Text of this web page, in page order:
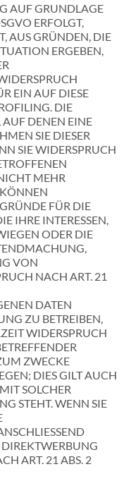
AUF GRUNDLAGE
ERFOLGT,
AUS GRÜNDEN, DIE
ERGEBEN,
EIN AUF DIESE
DIE
AUF DENEN EINE
SIE DIESER
SIE WIDERSPRUCH
MEHR
FÜR DIE
IHRE INTERESSEN,
ODER DIE
VON
NACH ART. 21
DATEN
ZU BETREIBEN,
WIDERSPRUCH
ZWECKE
DIES GILT AUCH
SOLCHER
STEHT. WENN SIE
ART. 21 ABS. 2